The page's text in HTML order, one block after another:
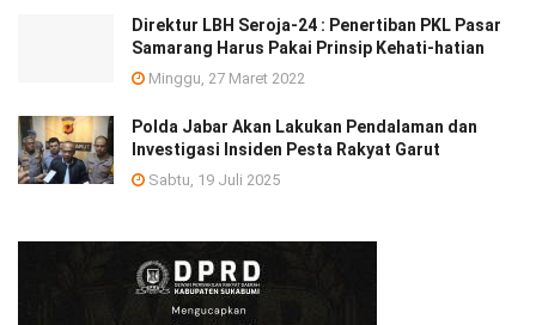
Direktur LBH Seroja-24 : Penertiban PKL Pasar
Samarang Harus Pakai Prinsip Kehati-hatian
Minggu, 27 Maret 2022
Polda Jabar Akan Lakukan Pendalaman dan
Investigasi Insiden Pesta Rakyat Garut
Sabtu, 19 Juli 2025